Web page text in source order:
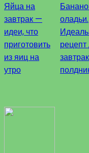
Яйца на
завтрак —
идеи, что
приготовить
из яиц на
утро
оладьи.
рецепт